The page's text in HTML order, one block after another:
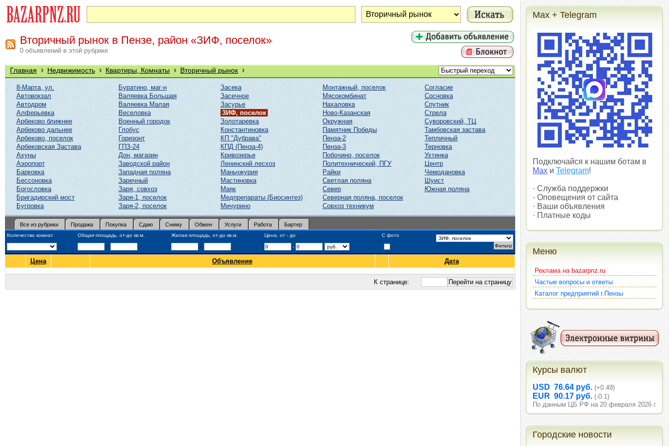
Вторичный рынок в Пензе, район «ЗИФ, поселок»
0 объявлений в этой рубрике
Главная › Недвижимость › Квартиры, Комнаты › Вторичный рынок ›
8-Марта, ул.
Автовокзал
Автодром
Алферьевка
Арбеково ближнее
Арбеково дальнее
Арбеково, поселок
Арбековская Застава
Ахуны
Аэропорт
Барковка
Бессоновка
Богословка
Бригадирский мост
Бугровка
Буратино, маг-н
Валяевка Большая
Валяевка Малая
Веселовка
Военный городок
Глобус
Горизонт
ГПЗ-24
Дон, магазин
Заводской район
Западная поляна
Заречный
Заря, совхоз
Заря-1, поселок
Заря-2, поселок
Засека
Засечное
Засурье
ЗИФ, поселок
Золотаревка
Константиновка
КП "Дубрава"
КПД (Пенза-4)
Кривозерье
Ленинский лесхоз
Маньчжурия
Мастиновка
Маяк
Медпрепараты (Биосинтез)
Мичурино
Монтажный, поселок
Мясокомбинат
Нахаловка
Ново-Казанская
Окружная
Памятник Победы
Пенза-2
Пенза-3
Побочино, поселок
Политехнический, ПГУ
Райки
Светлая поляна
Север
Северная поляна, поселок
Совхоз техникум
Согласие
Сосновка
Спутник
Стрела
Суворовский, ТЦ
Тамбовская застава
Тепличный
Терновка
Ухтинка
Центр
Чемодановка
Шуист
Южная поляна
Все из рубрики Продажа Покупка Сдаю Сниму Обмен Услуги Работа Бартер
Количество комнат Общая площадь, от-до кв.м. Жилая площадь, от-до кв.м. Цена, от - до С фото
- - -
Цена Объявление Дата
К странице:
Max + Telegram
Подключайся к нашим ботам в
Max и Telegram!
· Служба поддержки
· Оповещения от сайта
· Ваши объявления
· Платные коды
Меню
Реклама на bazarpnz.ru
Частые вопросы и ответы
Каталог предприятий г.Пензы
Курсы валют
USD 76.64 руб. (+0.49)
EUR 90.17 руб. (-0.1)
По данным ЦБ РФ на 20 февраля 2026 г.
Городские новости